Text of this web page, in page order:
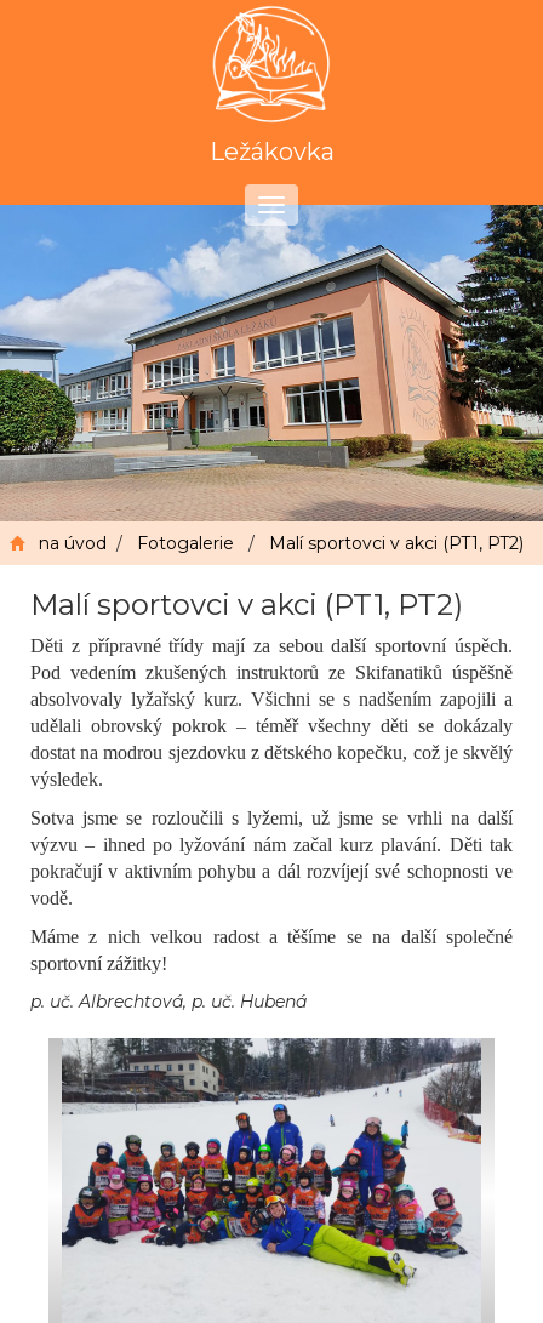
Ležákovka
Toggle
navigation
na úvod / Fotogalerie / Malí sportovci v akci (PT1, PT2)
Malí sportovci v akci (PT1, PT2)
Děti z přípravné třídy mají za sebou další sportovní úspěch.
Pod vedením zkušených instruktorů ze Skifanatiků úspěšně
absolvovaly lyžařský kurz. Všichni se s nadšením zapojili a
udělali obrovský pokrok – téměř všechny děti se dokázaly
dostat na modrou sjezdovku z dětského kopečku, což je skvělý
výsledek.
Sotva jsme se rozloučili s lyžemi, už jsme se vrhli na další
výzvu – ihned po lyžování nám začal kurz plavání. Děti tak
pokračují v aktivním pohybu a dál rozvíjejí své schopnosti ve
vodě.
Máme z nich velkou radost a těšíme se na další společné
sportovní zážitky!
p. uč. Albrechtová, p. uč. Hubená